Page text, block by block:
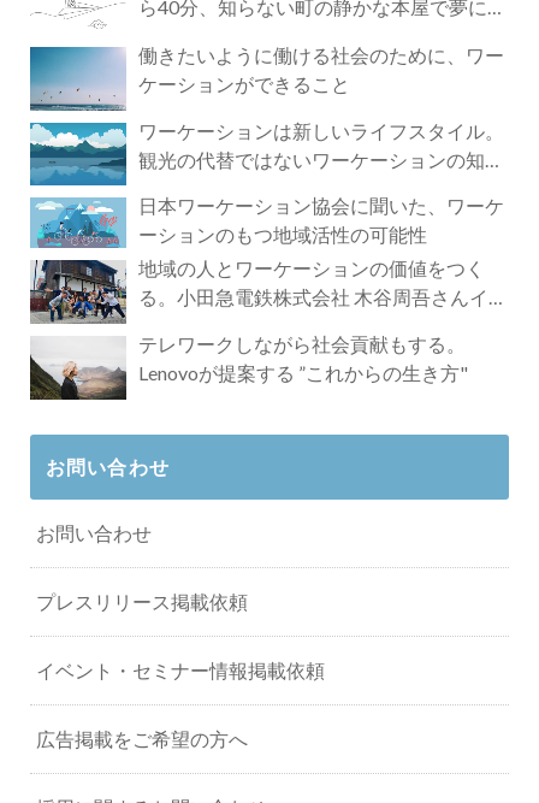
ら40分、知らない町の静かな本屋で夢に近
働きたいように働ける社会のために、ワー
ケーションができること
ワーケーションは新しいライフスタイル。
観光の代替ではないワーケーションの知ら
日本ワーケーション協会に聞いた、ワーケ
ーションのもつ地域活性の可能性
地域の人とワーケーションの価値をつく
る。小田急電鉄株式会社 木谷周吾さんイン
テレワークしながら社会貢献もする。
Lenovoが提案する ”これからの生き方"
お問い合わせ
お問い合わせ
プレスリリース掲載依頼
イベント・セミナー情報掲載依頼
広告掲載をご希望の方へ